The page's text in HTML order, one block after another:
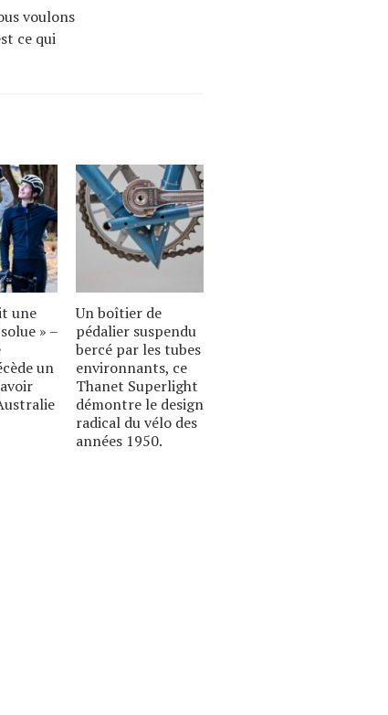
voulons
ce qui
une
» –
un
Un boîtier de
pédalier suspendu
bercé par les tubes
environnants, ce
Thanet Superlight
démontre le design
radical du vélo des
années 1950.